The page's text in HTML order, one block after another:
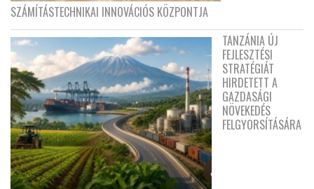
SZÁMÍTÁSTECHNIKAI INNOVÁCIÓS KÖZPONTJA
TANZÁNIA ÚJ
FEJLESZTÉSI
STRATÉGIÁT
HIRDETETT A
GAZDASÁGI
NÖVEKEDÉS
FELGYORSÍTÁSÁRA